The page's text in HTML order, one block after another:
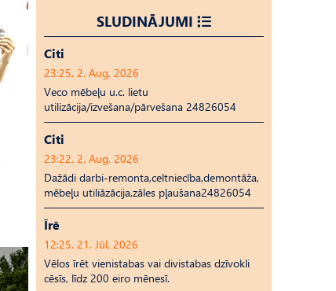
SLUDINĀJUMI
Citi
23:25, 2. Aug, 2026
Veco mēbeļu u.c. lietu
utilizācija/izvešana/pārvešana 24826054
Citi
23:22, 2. Aug, 2026
Dažādi darbi-remonta,celtniecība,demontāža,
mēbeļu utiliāzācija,zāles pļaušana24826054
Īrē
12:25, 21. Jūl, 2026
Vēlos īrēt vienistabas vai divistabas dzīvokli
cēsīs, līdz 200 eiro mēnesī.